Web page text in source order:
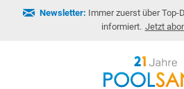
Newsletter: Immer zuerst über Top-
informiert. Jetzt